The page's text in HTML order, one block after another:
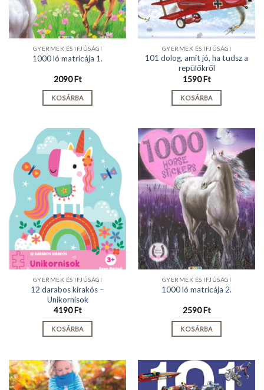
GYERMEK ÉS IFJÚSÁGI
1000 ló matricája 1.
2090Ft
KOSÁRBA
GYERMEK ÉS IFJÚSÁGI
101 dolog, amit jó, ha tudsz a
repülőkről
1590Ft
KOSÁRBA
GYERMEK ÉS IFJÚSÁGI
12 darabos kirakós –
Unikornisok
4190Ft
KOSÁRBA
GYERMEK ÉS IFJÚSÁGI
1000 ló matricája 2.
2590Ft
KOSÁRBA